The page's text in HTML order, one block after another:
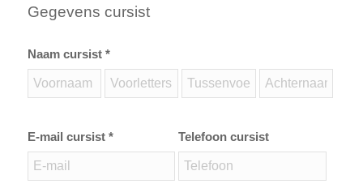
Gegevens cursist
Naam cursist *
E-mail cursist * Telefoon cursist